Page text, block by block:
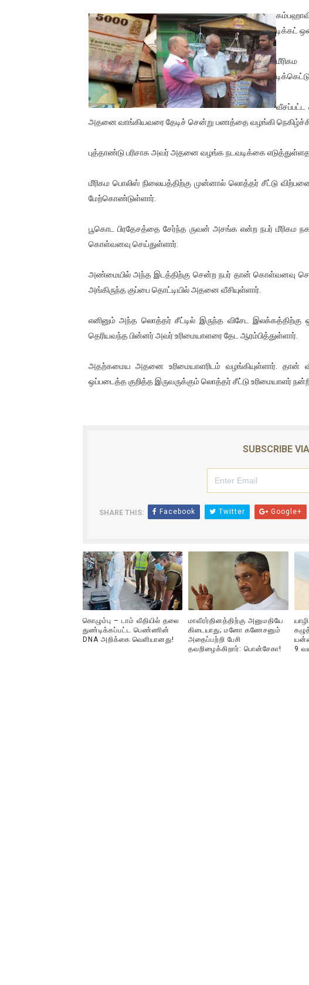
01/11/2021 Scotland ல் நடைபெறும்
பாலச்சந்திரன் மற்றும் தன்னிடம் படித்த
பிரிட்டனால் கடத்தப்படும் நிலையில்
வர்ராரு...வர்ராரு... அண்ணாத்த :
கைது செய்யப்பட்ட இளைஞன் உயிரிழப்பு -
தடுப்பூசியை பெற்றுக் கொள்ளக் கூடிய
பிரபல நடிகை தூக்கிட்டு தற்கொலை!
வடிவேலுவுக்கு நீதிமன்றம் விதித்துள்ள
தியாகதீபம் லெப்.கேணல் திலீபன், கேணல்
ஐ.நா முன்றலில் சீரற்ற காலநிலையிலும்
ஜனாதிபதி ஐக்கிய நாடுகளின் பொதுச்
வலிமை தான் அஜித் திரைப்பயணத்திலே
டிக்கட்
மீரிகம
அதனை வாங்கியவரை தேடிச் சென்று பணத்தை வழங்கி
புத்தாண்டு பரிசாக அவர் அதனை வழங்க நடவடிக்கை
மீரிகம பொலிஸ் நிலையத்திற்கு முன்னால் லொத்தர் சீட்டு
மேற்கொண்டுள்ளார்.
பூகொட பிரதேசத்தை சேர்ந்த ருவன் அசங்க என்ற நபர் மீரிகம
கொள்வனவு செய்துள்ளார்.
அண்மையில் அந்த இடத்திற்கு சென்ற நபர் தான் கொள்வனவு
அங்கிருந்த குப்பை தொட்டியில் அதனை வீசியுள்ளார்.
எனினும் அந்த லொத்தர் சீட்டில் இருந்த விசேட இலக்கத்திற்கு
தெரியவந்த பின்னர் அவர் உரிமையாளரை தேட ஆரம்பித்துள்ளார்.
அதற்கமைய அதனை உரிமையாளரிடம் வழங்கியுள்ளார்.
ஒப்படைத்த குறித்த இருவருக்கும் லொத்தர் சீட்டு உரிமையாளர்
SUBSCRIBE
SHARE THIS: Facebook Twitter Google+
கொழும்பு – டாம் வீதியில் தலை
துண்டிக்கப்பட்ட பெண்ணின்
DNA அறிக்கை வௌியானது!
மாவீரர்தினத்திற்கு அனுமதியே
கிடையாது; மனோ கணேசனும்
அதைப்பற்றி பேசி
தவறிழைக்கிறார்: பொன்சேகா!
9